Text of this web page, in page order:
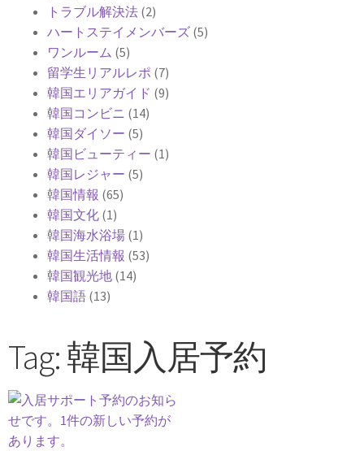
トラブル解決法 (2)
ハートステイメンバーズ (5)
ワンルーム (5)
留学生リアルレポ (7)
韓国エリアガイド (9)
韓国コンビニ (14)
韓国ダイソー (5)
韓国ビューティー (1)
韓国レジャー (5)
韓国情報 (65)
韓国文化 (1)
韓国海水浴場 (1)
韓国生活情報 (53)
韓国観光地 (14)
韓国語 (13)
Tag: 韓国入居予約